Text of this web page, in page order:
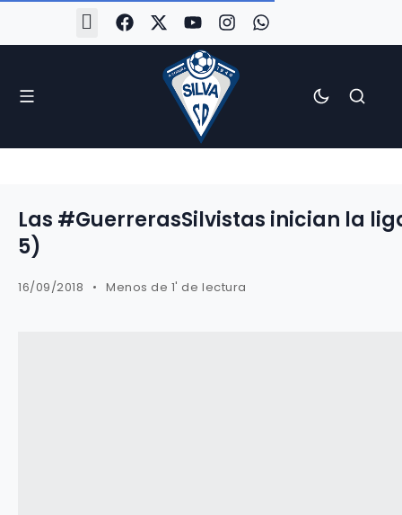
Las #GuerrerasSilvistas inician la
5)
16/09/2018 Menos de 1' de lectura